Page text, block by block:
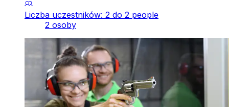
Liczba uczestników: 2 do 2 people
2 osoby